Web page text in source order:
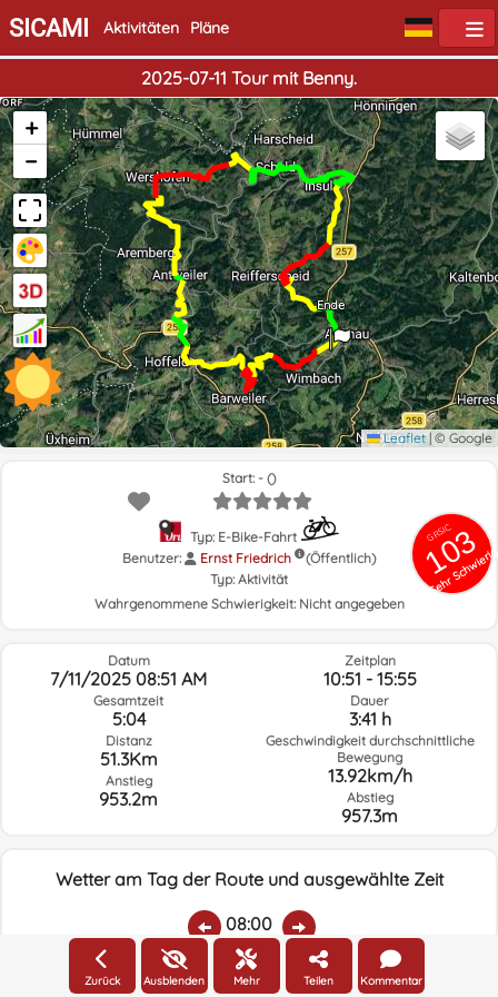
SICAMI Aktivitäten Pläne
2025-07-11 Tour mit Benny.
Start
Ende
+
−
Leaflet | © Google
GRSIC
103
Sehr
Start: - ()
Typ: E-Bike-Fahrt
Benutzer:
Ernst Friedrich
(Öffentlich)
Typ: Aktivität
Wahrgenommene Schwierigkeit: Nicht angegeben
Datum
7/11/2025 08:51 AM
Gesamtzeit
5:04
Distanz
51.3Km
Anstieg
953.2m
Zeitplan
10:51 - 15:55
Dauer
3:41 h
Geschwindigkeit durchschnittliche
Bewegung
13.92km/h
Abstieg
957.3m
Wetter am Tag der Route und ausgewählte Zeit
08:00
Regen:
Durchschnittliche
Geschwindigkeit Windrichtung
Zurück Ausblenden Mehr Teilen Kommentar